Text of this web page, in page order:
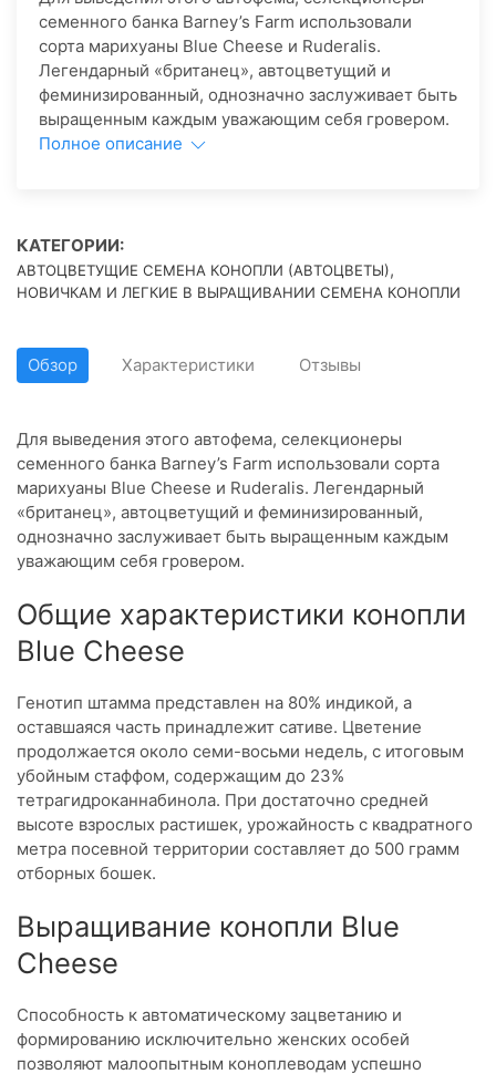
семенного банка Barney’s Farm использовали
сорта марихуаны Blue Cheese и Ruderalis.
Легендарный «британец», автоцветущий и
феминизированный, однозначно заслуживает быть
выращенным каждым уважающим себя гровером.
Полное описание
КАТЕГОРИИ:
АВТОЦВЕТУЩИЕ СЕМЕНА КОНОПЛИ (АВТОЦВЕТЫ),
НОВИЧКАМ И ЛЕГКИЕ В ВЫРАЩИВАНИИ СЕМЕНА КОНОПЛИ
Обзор Характеристики Отзывы
Для выведения этого автофема, селекционеры
семенного банка Barney’s Farm использовали сорта
марихуаны Blue Cheese и Ruderalis. Легендарный
«британец», автоцветущий и феминизированный,
однозначно заслуживает быть выращенным каждым
уважающим себя гровером.
Общие характеристики конопли
Blue Cheese
Генотип штамма представлен на 80% индикой, а
оставшаяся часть принадлежит сативе. Цветение
продолжается около семи-восьми недель, с итоговым
убойным стаффом, содержащим до 23%
тетрагидроканнабинола. При достаточно средней
высоте взрослых растишек, урожайность с квадратного
метра посевной территории составляет до 500 грамм
отборных бошек.
Выращивание конопли Blue
Cheese
Способность к автоматическому зацветанию и
формированию исключительно женских особей
позволяют малоопытным коноплеводам успешно